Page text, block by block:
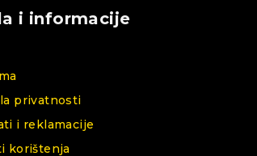
i informacije
privatnosti
i reklamacije
korištenja